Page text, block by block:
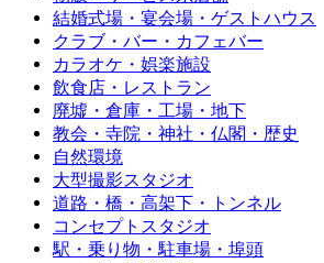
結婚式場・宴会場・ゲストハウス
クラブ・バー・カフェバー
カラオケ・娯楽施設
飲食店・レストラン
廃墟・倉庫・工場・地下
教会・寺院・神社・仏閣・歴史
自然環境
大型撮影スタジオ
道路・橋・高架下・トンネル
コンセプトスタジオ
駅・乗り物・駐車場・埠頭